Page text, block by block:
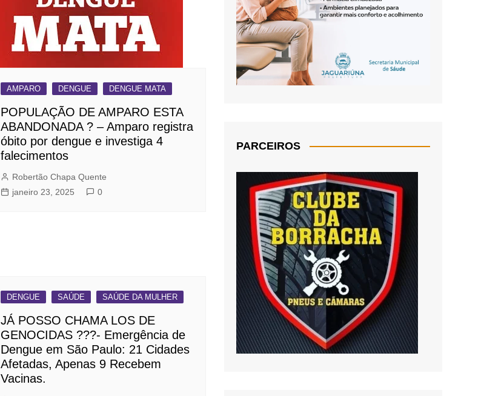
AMPARO DENGUE DENGUE MATA
POPULAÇÃO DE AMPARO ESTA
ABANDONADA ? – Amparo registra
óbito por dengue e investiga 4
falecimentos
Robertão Chapa Quente
janeiro 23, 2025
0
DENGUE SAÚDE SAÚDE DA MULHER
JÁ POSSO CHAMA LOS DE
GENOCIDAS ???- Emergência de
Dengue em São Paulo: 21 Cidades
Afetadas, Apenas 9 Recebem
Vacinas.
PARCEIROS